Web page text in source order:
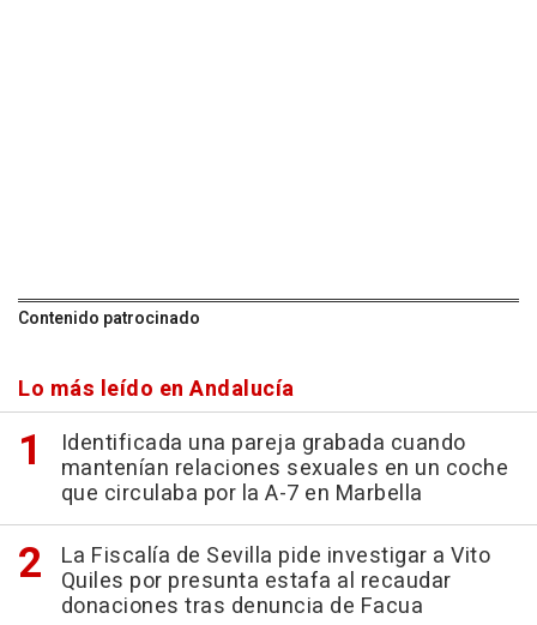
Contenido patrocinado
Lo más leído en Andalucía
Identificada una pareja grabada cuando
mantenían relaciones sexuales en un coche
que circulaba por la A-7 en Marbella
La Fiscalía de Sevilla pide investigar a Vito
Quiles por presunta estafa al recaudar
donaciones tras denuncia de Facua